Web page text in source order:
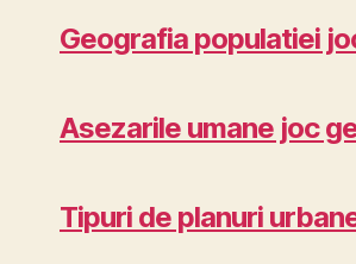
Geografia populatiei
Asezarile umane joc
Tipuri de planuri